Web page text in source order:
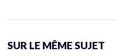
SUR LE MÊME SUJET